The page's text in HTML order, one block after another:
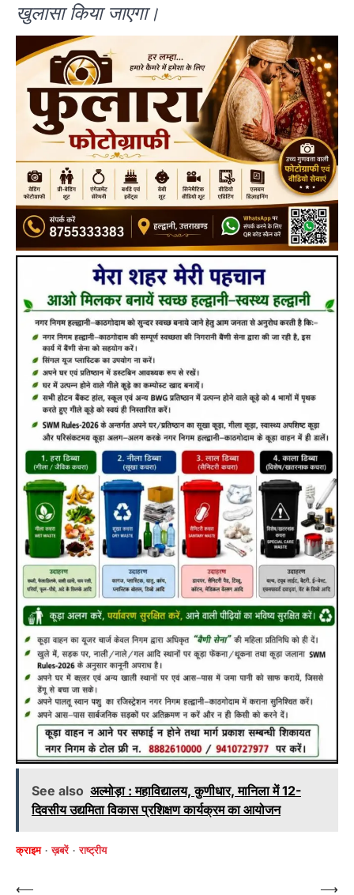
खुलासा किया जाएगा।
See also अल्मोड़ा : महाविद्यालय, कुणीधार, मानिला में 12-
दिवसीय उद्यमिता विकास प्रशिक्षण कार्यक्रम का आयोजन
क्राइम ख़बरें राष्ट्रीय
Post
⟵ ⟶